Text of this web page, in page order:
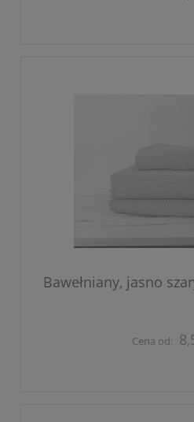
Bawełniany, jasno
Cena od: